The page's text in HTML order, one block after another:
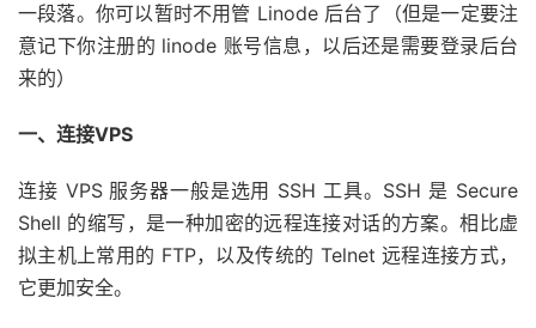
一段落。你可以暂时不用管 Linode 后台了（但是一定要注
意记下你注册的 linode 账号信息，以后还是需要登录后台
来的）
一、连接VPS
连接 VPS 服务器一般是选用 SSH 工具。SSH 是 Secure
Shell 的缩写，是一种加密的远程连接对话的方案。相比虚
拟主机上常用的 FTP，以及传统的 Telnet 远程连接方式，
它更加安全。